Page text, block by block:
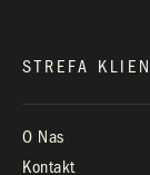
STREFA
O Nas
Kontakt